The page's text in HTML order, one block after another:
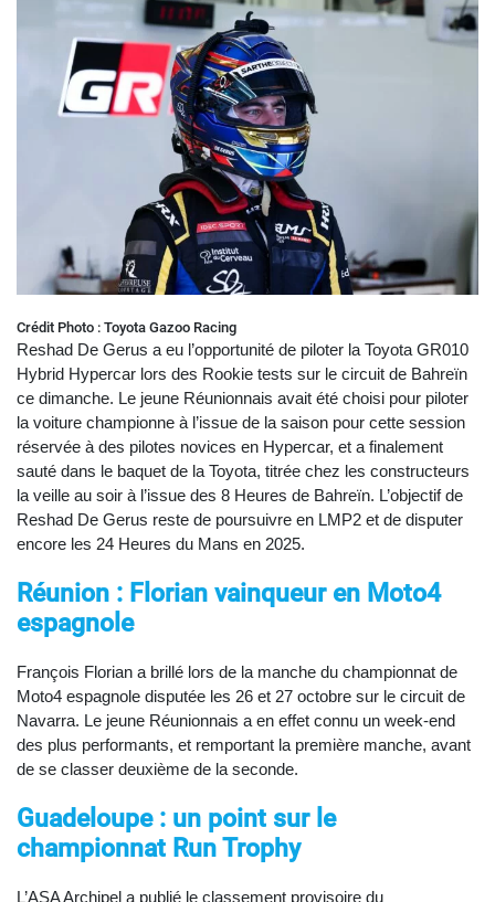
Crédit Photo : Toyota Gazoo Racing
Reshad De Gerus a eu l’opportunité de piloter la Toyota GR010
Hybrid Hypercar lors des Rookie tests sur le circuit de Bahreïn
ce dimanche. Le jeune Réunionnais avait été choisi pour piloter
la voiture championne à l’issue de la saison pour cette session
réservée à des pilotes novices en Hypercar, et a finalement
sauté dans le baquet de la Toyota, titrée chez les constructeurs
la veille au soir à l’issue des 8 Heures de Bahreïn. L’objectif de
Reshad De Gerus reste de poursuivre en LMP2 et de disputer
encore les 24 Heures du Mans en 2025.
Réunion : Florian vainqueur en Moto4
espagnole
François Florian a brillé lors de la manche du championnat de
Moto4 espagnole disputée les 26 et 27 octobre sur le circuit de
Navarra. Le jeune Réunionnais a en effet connu un week-end
des plus performants, et remportant la première manche, avant
de se classer deuxième de la seconde.
Guadeloupe : un point sur le
championnat Run Trophy
L’ASA Archipel a publié le classement provisoire du